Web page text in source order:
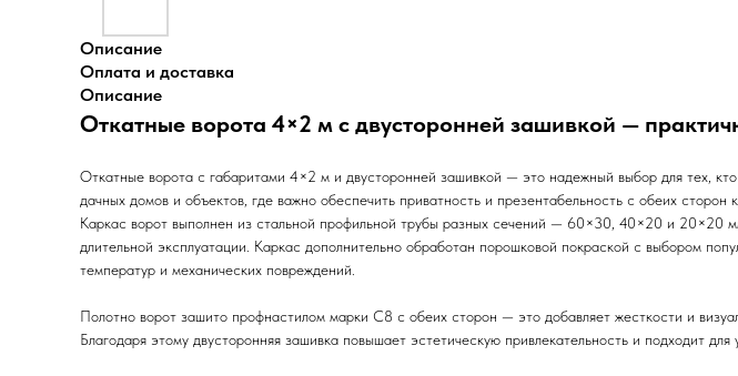
Описание
Оплата и доставка
Описание
Откатные ворота 4×2 м с двусторонней зашивкой —
Откатные ворота с габаритами 4×2 м и двусторонней зашивкой — это надежный выбор для тех,
дачных домов и объектов, где важно обеспечить приватность и презентабельность с обеих сторон
Каркас ворот выполнен из стальной профильной трубы разных сечений — 60×30, 40×20 и 20×20
длительной эксплуатации. Каркас дополнительно обработан порошковой покраской с выбором
температур и механических повреждений.
Полотно ворот зашито профнастилом марки С8 с обеих сторон — это добавляет жесткости и
Благодаря этому двусторонняя зашивка повышает эстетическую привлекательность и подходит